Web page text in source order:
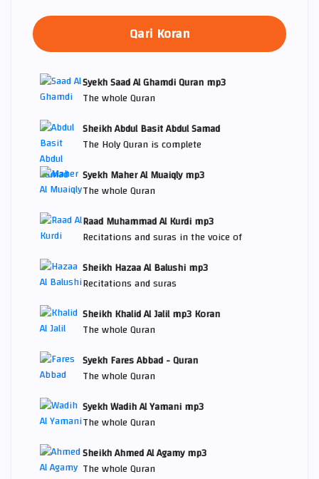
Qari Koran
Syekh Saad Al Ghamdi Quran mp3
The whole Quran
Sheikh Abdul Basit Abdul Samad
The Holy Quran is complete
Syekh Maher Al Muaiqly mp3
The whole Quran
Raad Muhammad Al Kurdi mp3
Recitations and suras in the voice of
Sheikh Hazaa Al Balushi mp3
Recitations and suras
Sheikh Khalid Al Jalil mp3 Koran
The whole Quran
Syekh Fares Abbad - Quran
The whole Quran
Syekh Wadih Al Yamani mp3
The whole Quran
Sheikh Ahmed Al Agamy mp3
The whole Quran